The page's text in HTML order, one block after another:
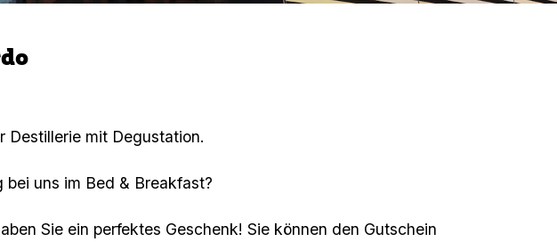
Destillerie mit Degustation.
uns im Bed & Breakfast?
Sie ein perfektes Geschenk! Sie können den Gutschein